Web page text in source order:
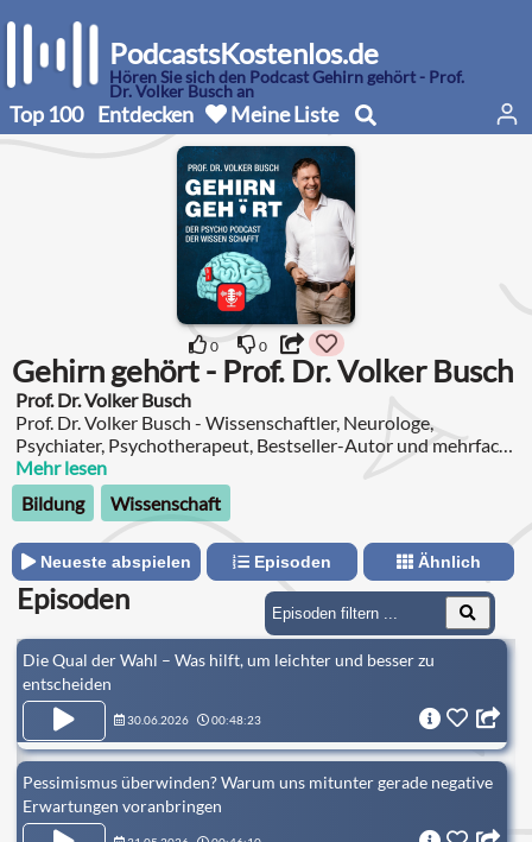
PodcastsKostenlos.de
Hören Sie sich den Podcast Gehirn gehört - Prof.
Dr. Volker Busch an
Top 100 Entdecken Meine Liste
0 0
Gehirn gehört - Prof. Dr. Volker Busch
Prof. Dr. Volker Busch
Prof. Dr. Volker Busch - Wissenschaftler, Neurologe,
Psychiater, Psychotherapeut, Bestseller-Autor und mehrfach
ausgezeichneter Keynote Speaker - nimmt Sie mit in die Welt
von Geist und Gehirn – humorvoll, spannend, persönlich.
Mehr lesen
Bildung
Wissenschaft
Neueste abspielen Episoden Ähnlich
Episoden
Die Qual der Wahl – Was hilft, um leichter und besser zu
entscheiden
30.06.2026 00:48:23
Pessimismus überwinden? Warum uns mitunter gerade negative
Erwartungen voranbringen